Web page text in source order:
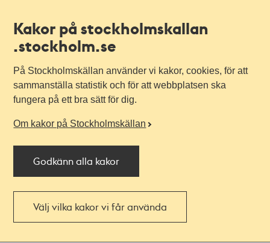
Kakor på stockholmskallan
.stockholm.se
På Stockholmskällan använder vi kakor, cookies, för att
sammanställa statistik och för att webbplatsen ska
fungera på ett bra sätt för dig.
Om kakor på Stockholmskällan
Godkänn alla kakor
Välj vilka kakor vi får använda